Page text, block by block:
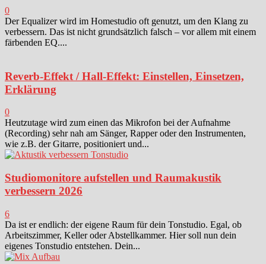
0
Der Equalizer wird im Homestudio oft genutzt, um den Klang zu
verbessern. Das ist nicht grundsätzlich falsch – vor allem mit einem
färbenden EQ....
Reverb-Effekt / Hall-Effekt: Einstellen, Einsetzen,
Erklärung
0
Heutzutage wird zum einen das Mikrofon bei der Aufnahme
(Recording) sehr nah am Sänger, Rapper oder den Instrumenten,
wie z.B. der Gitarre, positioniert und...
Studiomonitore aufstellen und Raumakustik
verbessern 2026
6
Da ist er endlich: der eigene Raum für dein Tonstudio. Egal, ob
Arbeitszimmer, Keller oder Abstellkammer. Hier soll nun dein
eigenes Tonstudio entstehen. Dein...